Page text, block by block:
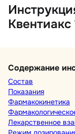
Содержание
Состав
Показания
Фармакокинетика
Лекарственное